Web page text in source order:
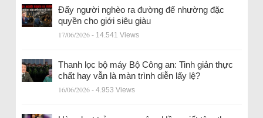
Đẩy người nghèo ra đường để nhường đặc
quyền cho giới siêu giàu
17/06/2026 - 14.541 Views
Thanh lọc bộ máy Bộ Công an: Tinh giản thực
chất hay vẫn là màn trình diễn lấy lệ?
16/06/2026 - 4.953 Views